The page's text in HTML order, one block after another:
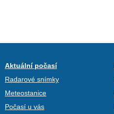
Aktuální počasí
Radarové snímky
Meteostanice
Počasí u vás